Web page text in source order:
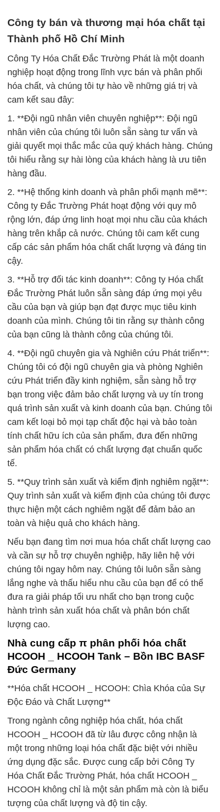
Công ty bán và thương mại hóa chất tại
Thành phố Hồ Chí Minh
Công Ty Hóa Chất Đắc Trường Phát là một doanh
nghiệp hoạt động trong lĩnh vực bán và phân phối
hóa chất, và chúng tôi tự hào về những giá trị và
cam kết sau đây:
1. **Đội ngũ nhân viên chuyên nghiệp**: Đội ngũ
nhân viên của chúng tôi luôn sẵn sàng tư vấn và
giải quyết mọi thắc mắc của quý khách hàng. Chúng
tôi hiểu rằng sự hài lòng của khách hàng là ưu tiên
hàng đầu.
2. **Hệ thống kinh doanh và phân phối mạnh mẽ**:
Công ty Đắc Trường Phát hoạt động với quy mô
rộng lớn, đáp ứng linh hoạt mọi nhu cầu của khách
hàng trên khắp cả nước. Chúng tôi cam kết cung
cấp các sản phẩm hóa chất chất lượng và đáng tin
cậy.
3. **Hỗ trợ đối tác kinh doanh**: Công ty Hóa chất
Đắc Trường Phát luôn sẵn sàng đáp ứng mọi yêu
cầu của bạn và giúp bạn đạt được mục tiêu kinh
doanh của mình. Chúng tôi tin rằng sự thành công
của bạn cũng là thành công của chúng tôi.
4. **Đội ngũ chuyên gia và Nghiên cứu Phát triển**:
Chúng tôi có đội ngũ chuyên gia và phòng Nghiên
cứu Phát triển đầy kinh nghiệm, sẵn sàng hỗ trợ
bạn trong việc đảm bảo chất lượng và uy tín trong
quá trình sản xuất và kinh doanh của bạn. Chúng tôi
cam kết loại bỏ mọi tạp chất độc hại và bảo toàn
tính chất hữu ích của sản phẩm, đưa đến những
sản phẩm hóa chất có chất lượng đạt chuẩn quốc
tế.
5. **Quy trình sản xuất và kiểm định nghiêm ngặt**:
Quy trình sản xuất và kiểm định của chúng tôi được
thực hiện một cách nghiêm ngặt để đảm bảo an
toàn và hiệu quả cho khách hàng.
Nếu bạn đang tìm nơi mua hóa chất chất lượng cao
và cần sự hỗ trợ chuyên nghiệp, hãy liên hệ với
chúng tôi ngay hôm nay. Chúng tôi luôn sẵn sàng
lắng nghe và thấu hiểu nhu cầu của bạn để có thể
đưa ra giải pháp tối ưu nhất cho bạn trong cuộc
hành trình sản xuất hóa chất và phân bón chất
lượng cao.
Nhà cung cấp π phân phối hóa chất
HCOOH _ HCOOH Tank – Bồn IBC BASF
Đức Germany
**Hóa chất HCOOH _ HCOOH: Chìa Khóa của Sự
Độc Đáo và Chất Lượng**
Trong ngành công nghiệp hóa chất, hóa chất
HCOOH _ HCOOH đã từ lâu được công nhận là
một trong những loại hóa chất đặc biệt với nhiều
ứng dụng đặc sắc. Được cung cấp bởi Công Ty
Hóa Chất Đắc Trường Phát, hóa chất HCOOH _
HCOOH không chỉ là một sản phẩm mà còn là biểu
tượng của chất lượng và độ tin cậy.